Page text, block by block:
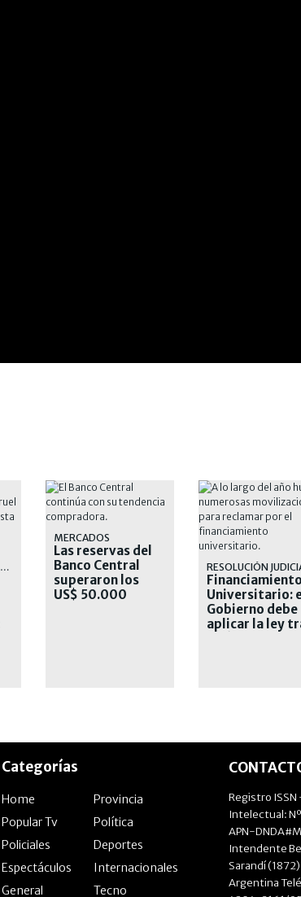
TRAS EL REVÉS EN EL SENADO
MERCADOS
Las reservas del
Banco Central
superaron los
US$ 50.000
RESOLUCIÓN
Financiamiento
Universitario:
Gobierno debe
aplicar la ley
Categorías
Home
Provincia
Popular Tv
Política
Policiales
Deportes
Espectáculos
Internacionales
General
Tecno
Registro ISSN
Intelectual:
APN-
Intendente
Sarandí
Argentina